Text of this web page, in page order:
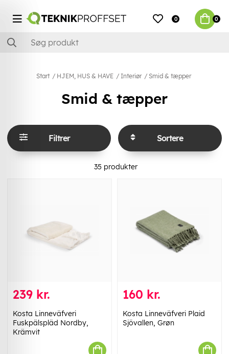
0 0
Start HJEM, HUS & HAVE Interiør Smid & tæpper
Smid & tæpper
Filtrer Sortere
35 produkter
239 kr.
Kosta Linneväfveri
Fuskpälspläd Nordby,
Krämvit
160 kr.
Kosta Linneväfveri Plaid
Sjövallen, Grøn